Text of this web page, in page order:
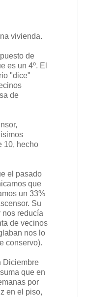
en Propiedad
vivienda.
de
es un 4º. El
"dice"
de
10, hecho
el pasado
que
un 33%
Su
nos reducía
de vecinos
nos lo
conservo).
Diciembre
que en
por
en el piso,